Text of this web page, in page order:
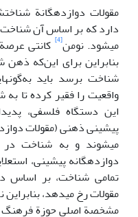
مقولات دوازده­گانة
دارد که بر اساس آن شناخت
می­شود. نومن[4] کانتی
بنابراین برای این‌که ذهن
شناخت برسد باید
واقعیت را فقیر کرده تا
این دستگاه فلسفی،
پیشینی ذهنی (مقولات
دوازده­گانه پیشینی،
تمامی شناخت، بر اساس
مقولات رخ می­دهد، بنابراین
مشخصة اصلی حوزة فرهنگ